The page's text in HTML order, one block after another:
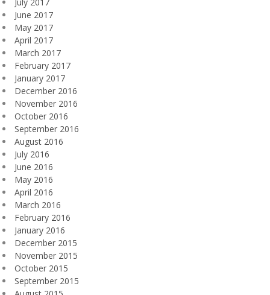
June 2017
May 2017
April 2017
March 2017
February 2017
January 2017
December 2016
November 2016
October 2016
September 2016
August 2016
July 2016
June 2016
May 2016
April 2016
March 2016
February 2016
January 2016
December 2015
November 2015
October 2015
September 2015